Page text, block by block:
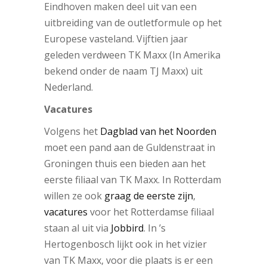
Eindhoven maken deel uit van een
uitbreiding van de outletformule op het
Europese vasteland. Vijftien jaar
geleden verdween TK Maxx (In Amerika
bekend onder de naam TJ Maxx) uit
Nederland.
Vacatures
Volgens het Dagblad van het Noorden
moet een pand aan de Guldenstraat in
Groningen thuis een bieden aan het
eerste filiaal van TK Maxx. In Rotterdam
willen ze ook graag de eerste zijn,
vacatures voor het Rotterdamse filiaal
staan al uit via Jobbird. In ’s
Hertogenbosch lijkt ook in het vizier
van TK Maxx, voor die plaats is er een